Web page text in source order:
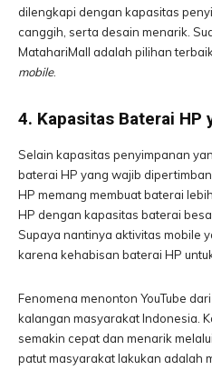
dilengkapi dengan kapasitas
canggih, serta desain menarik.
MatahariMall adalah pilihan
mobile.
4. Kapasitas Baterai HP
Selain kapasitas penyimpanan
baterai HP yang wajib
HP memang membuat baterai
HP dengan kapasitas baterai
Supaya nantinya aktivitas mobile
karena kehabisan baterai HP
Fenomena menonton YouTube
kalangan masyarakat Indonesia.
semakin cepat dan menarik
patut masyarakat lakukan adalah